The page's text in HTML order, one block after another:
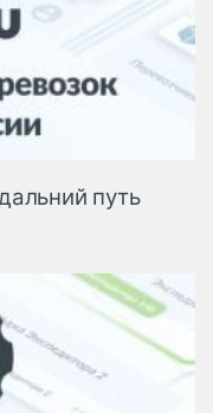
путь